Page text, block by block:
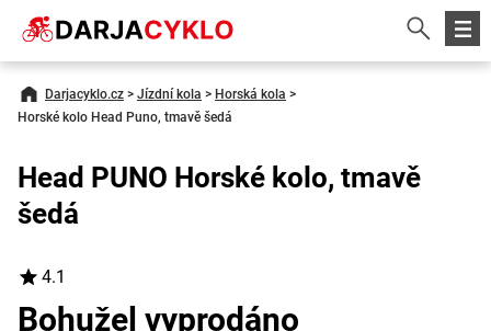
Darjacyklo.cz > Jízdní kola > Horská kola >
Horské kolo Head Puno, tmavě šedá
Head PUNO Horské kolo, tmavě
šedá
4.1
Bohužel vyprodáno